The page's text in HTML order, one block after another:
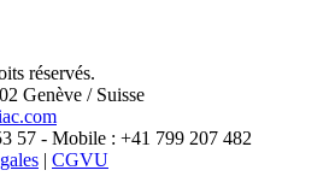
X
réservés.
Genève / Suisse
57 - Mobile : +41 799 207 482
| CGVU